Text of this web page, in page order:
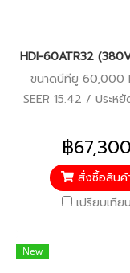
HDI-60ATR32
ขนาดบีทียู 60,000
SEER 15.42 / ประหยั
คอมเพรสเซอร์ 10 ปี อ
5 ปี
฿67,300
สั่งซื้อสินค้
เปรียบเทียบ
New